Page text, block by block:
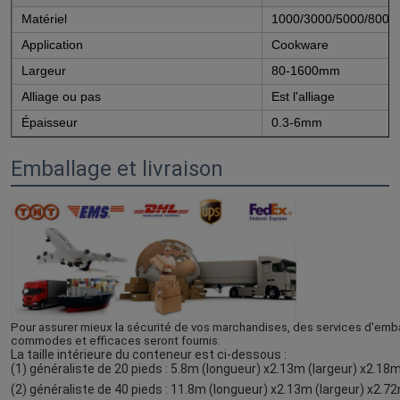
Matériel
1000/3000/5000/
Application
Cookware
Largeur
80-1600mm
Alliage ou pas
Est l'alliage
Épaisseur
0.3-6mm
Emballage et livraison
Pour assurer mieux la sécurité de vos marchandises, des services
commodes et efficaces seront fournis.
La taille intérieure du conteneur est ci-dessous :
(1) généraliste de 20 pieds : 5.8m (longueur) x2.13m (largeur)
(2) généraliste de 40 pieds : 11.8m (longueur) x2.13m (largeur)